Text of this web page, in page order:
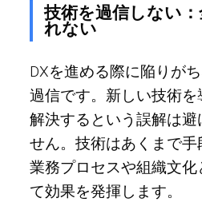
技術を過信しない
れない
DXを進める際に陥りが
過信です。新しい技術
解決するという誤解は避
せん。技術はあくまで
業務プロセスや組織文
て効果を発揮します。